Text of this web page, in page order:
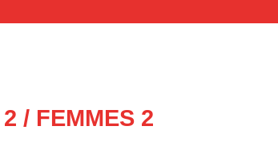
/ FEMMES 2